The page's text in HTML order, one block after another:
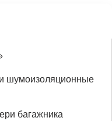
шумоизоляционные
багажника